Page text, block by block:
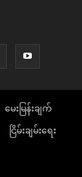
မေးမြန်းချက်
ငြိမ်းချမ်းရေး